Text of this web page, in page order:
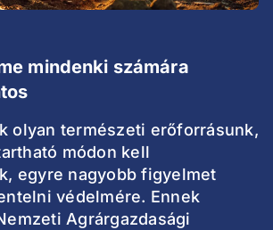
mindenki számára
olyan természeti erőforrásunk,
módon kell
egyre nagyobb figyelmet
védelmére. Ennek
Agrárgazdasági